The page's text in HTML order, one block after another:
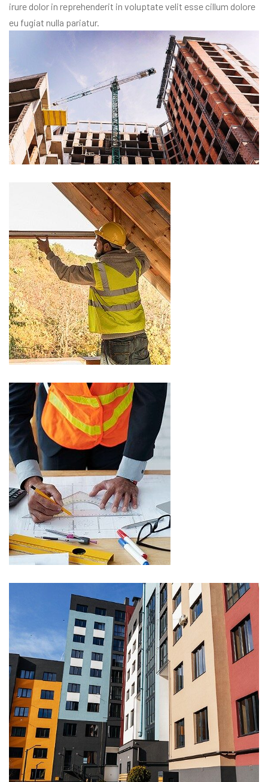
irure dolor in reprehenderit in voluptate velit esse cillum dolore
eu fugiat nulla pariatur.